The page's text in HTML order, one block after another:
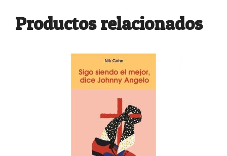
Productos relacionados